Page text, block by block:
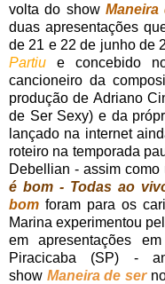
volta do show Maneira
duas apresentações
de 21 e 22 de junho de
Partiu e concebido
cancioneiro da
produção de Adriano
de Ser Sexy) e da
lançado na internet
roteiro na temporada
Debellian - assim
é bom - Todas ao
bom foram para os
Marina experimentou
em apresentações
Piracicaba (SP) -
show Maneira de ser